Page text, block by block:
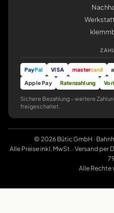
PayPal VISA mastercard
Apple Pay
Ratenzahlung
Sichere Bezahlung – weitere
freigeschaltet.
© 2026 Bütic GmbH ·
Alle Preise inkl. MwSt. · Versand per
Alle Rechte